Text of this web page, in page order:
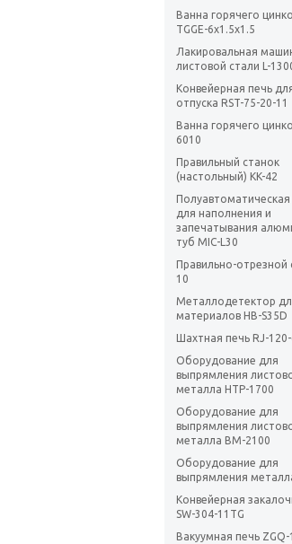
Ванна горячего
TGGE-6x1.5x1.5
Лакировальная
листовой стали L-
Конвейерная печь
отпуска RST-75-20-11
Ванна горячего
6010
Правильный станок
(настольный) KK-42
для наполнения и
запечатывания
туб MIC-L30
Правильно-отрезной
10
Металлодетектор
материалов HB-S35D
Шахтная печь RJ-
Оборудование для
выпрямления
металла HTP-1700
Оборудование для
выпрямления
металла ВМ-2100
Оборудование для
выпрямления
Конвейерная
SW-304-11TG
Вакуумная печь ZGQ-